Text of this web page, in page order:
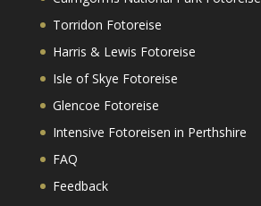
Torridon Fotoreise
Harris & Lewis Fotoreise
Isle of Skye Fotoreise
Glencoe Fotoreise
Intensive Fotoreisen in Perthshire
FAQ
Feedback